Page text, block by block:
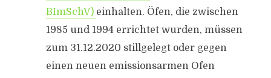
BImSchV) einhalten. Öfen, die zwischen
1985 und 1994 errichtet wurden, müssen
zum 31.12.2020 stillgelegt oder gegen
einen neuen emissionsarmen Ofen